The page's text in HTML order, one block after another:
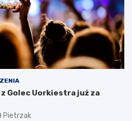
Golec Uorkiestra już za
Pietrzak